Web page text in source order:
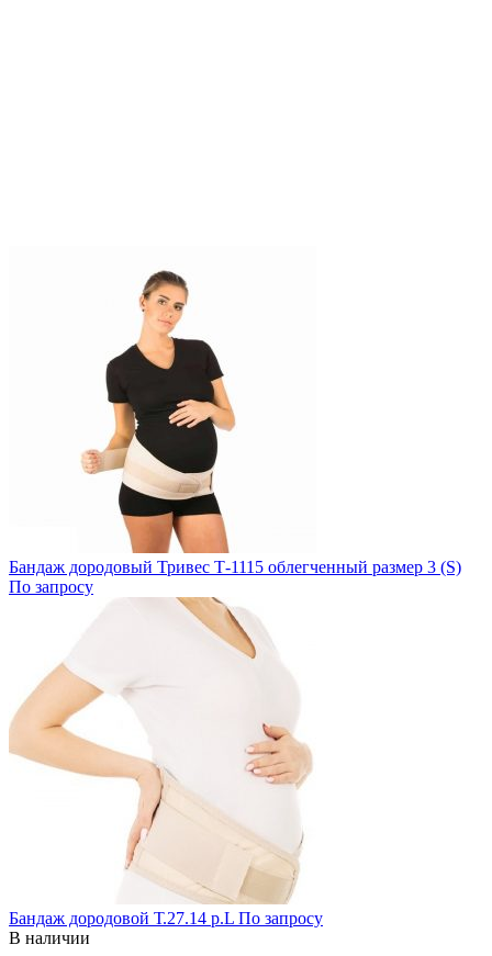
Бандаж дородовый Тривес Т-1115 облегченный размер 3 (S)
По запросу
Бандаж дородовой Т.27.14 р.L По запросу
В наличии